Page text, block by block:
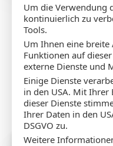
experia
10.01.2012
Um die Verwendung
kontinuierlich zu
Tools.
Um Ihnen eine
Funktionen auf
externe Dienste und
Einige Dienste
in den USA. Mit
dieser Dienste
Ihrer Daten in den
DSGVO zu.
Weitere